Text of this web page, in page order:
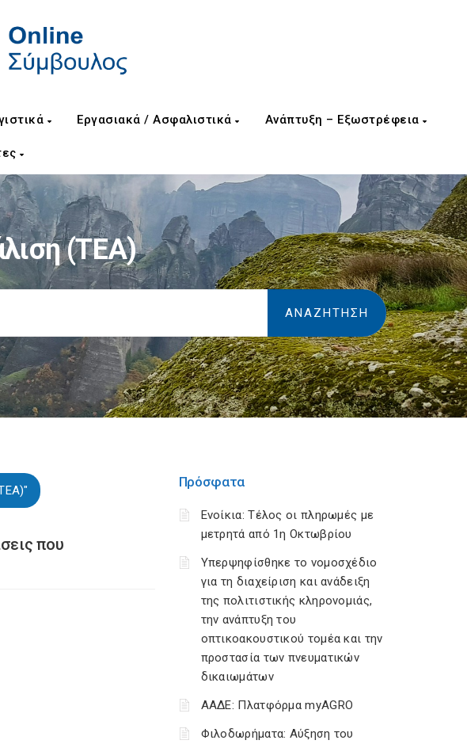
Εργασιακά / Ασφαλιστικά Ανάπτυξη – Εξωστρέφεια
(ΤΕΑ)
που
Πρόσφατα
Ενοίκια: Τέλος οι πληρωμές με
μετρητά από 1η Οκτωβρίου
Υπερψηφίσθηκε το νομοσχέδιο
για τη διαχείριση και ανάδειξη
της πολιτιστικής κληρονομιάς,
την ανάπτυξη του
οπτικοακουστικού τομέα και την
προστασία των πνευματικών
δικαιωμάτων
ΑΑΔΕ: Πλατφόρμα myAGRO
Φιλοδωρήματα: Αύξηση του